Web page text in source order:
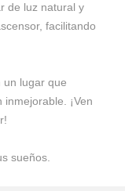
de luz natural y
facilitando
un lugar que
¡Ven
sueños.